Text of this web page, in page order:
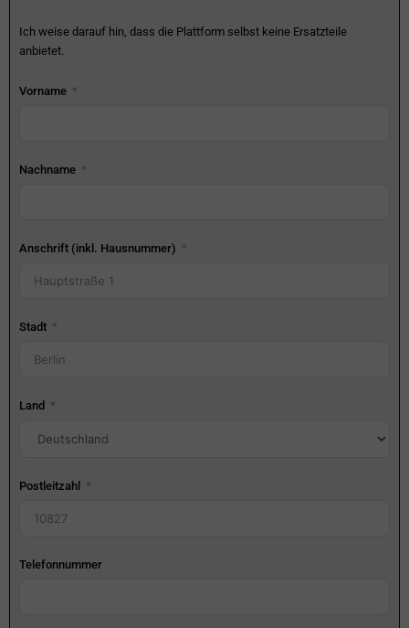
Ich weise darauf hin, dass die Plattform selbst keine Ersatzteile
anbietet.
Vorname
Nachname
Anschrift (inkl. Hausnummer)
Stadt
Land
Postleitzahl
Telefonnummer